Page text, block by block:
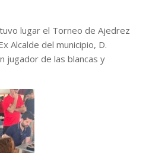
lugar el Torneo de Ajedrez
Alcalde del municipio, D.
jugador de las blancas y